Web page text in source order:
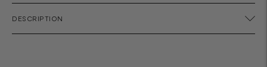
product
to
DESCRIPTION